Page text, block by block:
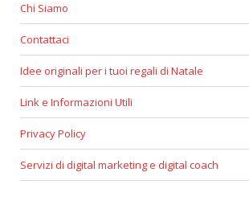
Chi Siamo
Contattaci
Idee originali per i tuoi regali di Natale
Link e Informazioni Utili
Privacy Policy
Servizi di digital marketing e digital coach